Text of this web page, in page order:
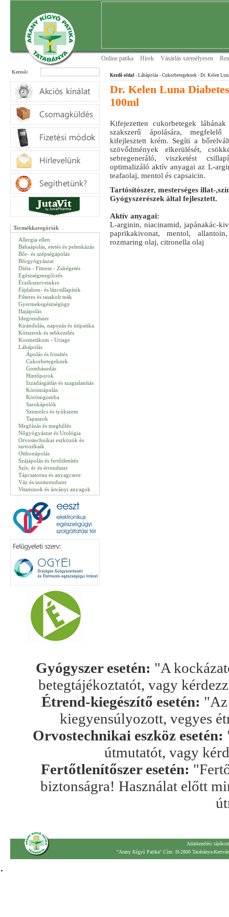
Online patika Hírek Vásárlás személyesen
Keresõ:
Termékkategóriák
Allergia ellen
Babaápolás, etetés és pelenkázás
Bőr- és szépségápolás
Bőrgyógyászat
Diéta - Fitness - Zsírégetés
Egészségmegőrzés
Érzékszerveinkre
Fájdalom- és lázcsillapítók
Filteres és tasakolt teák
Gyermekegészségügy
Hajápolás
Idegrendszer
Kirándulás, napozás és útipatika
Kötszerek és sebkezelés
Kozmetikum - Uriage
Lábápolás
Ápolás és frissítés
Cukorbetegeknek
Gombásodás
Hintőporok
Izzadásgátlás és szagtalanítás
Körömápolás
Körömgomba
Sarokápolók
Szemölcs és tyúkszem
Tapaszok
Megfázás és meghűlés
Nőgyógyászat és Urológia
Orvostechnikai eszközök és
tartozékaik
Otthonápolás
Szájápolás és fertőtlenítés
Szív, ér és érrendszer
Tápcsatorna és anyagcsere
Váz és izomrendszer
Vitaminok és ásványi anyagok
Kezdõ oldal - Lábápolás - Cukorbetegeknek - Dr. Kelen
Dr. Kelen Luna
100ml
Kifejezetten cukorbetegek
szakszerű ápolására, megfelelő
kifejlesztett krém. Segíti a
szövődmények elkerülését,
sebregeneráló, viszketést
optimalizáló aktív anyagai az L-
teafaolaj, mentol és capsaicin.
Tartósítószer, mesterséges illat-
Gyógyszerészek által fejlesztett.
Aktív anyagai:
L-arginin, niacinamid, japánakác-
paprikakivonat, mentol,
rozmaring olaj, citronella olaj
Gyógyszer esetén: "A
betegtájékoztatót, vagy
Étrend-kiegészítő esetén: "Az
kiegyensúlyozott, vegyes
Orvostechnikai eszköz esetén:
útmutatót, vagy
Fertőtlenítőszer esetén:
biztonságra! Használat előtt
Adatkezelési
"Arany Kígyó Patika" Cím: H-2800 Tatabánya-
.